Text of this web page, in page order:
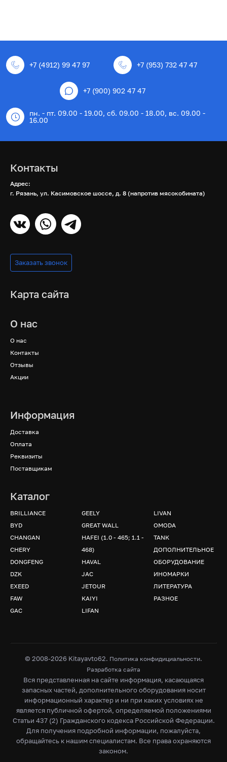
+7 (4912) 99 47 97 +7 (953) 732 47 47
+7 (900) 902 47 47
пн. - пт. 09.00 - 19.00, сб. 09.00 - 18.00, вс. 09.00 -
16.00
Контакты
Адрес:
г. Рязань, ул. Касимовское шоссе, д. 8 (напротив мясокобината)
Заказать звонок
Карта сайта
О нас
О нас
Контакты
Отзывы
Акции
Информация
Доставка
Оплата
Реквизиты
Поставщикам
Каталог
BRILLIANCE
BYD
CHANGAN
CHERY
DONGFENG
DZK
EXEED
FAW
GAC
GEELY
GREAT WALL
HAFEI (1.0 - 465; 1.1 -
468)
HAVAL
JAC
JETOUR
KAIYI
LIFAN
LIVAN
OMODA
TANK
ДОПОЛНИТЕЛЬНОЕ
ОБОРУДОВАНИЕ
ИНОМАРКИ
ЛИТЕРАТУРА
РАЗНОЕ
© 2008-2026 Kitayavto62. Политика конфидициальности.
Разработка сайта
Вся представленная на сайте информация, касающаяся
запасных частей, дополнительного оборудования носит
информационный характер и ни при каких условиях не
является публичной офертой, определяемой положениями
Статьи 437 (2) Гражданского кодекса Российской Федерации.
Для получения подробной информации, пожалуйста,
обращайтесь к нашим специалистам. Все права охраняются
законом.